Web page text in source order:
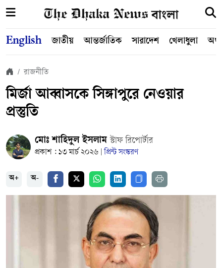
English জাতীয় আন্তর্জাতিক সারাদেশ খেলাধুলা
রাজনীতি
মির্জা আব্বাসকে সিঙ্গাপুরে নেওয়ার
প্রস্তুতি
মোঃ শাহিদুল ইসলামস্টাফ রিপোর্টার
প্রকাশ : ১৩ মার্চ ২০২৬ প্রিন্ট সংস্করণ
অ+ অ-